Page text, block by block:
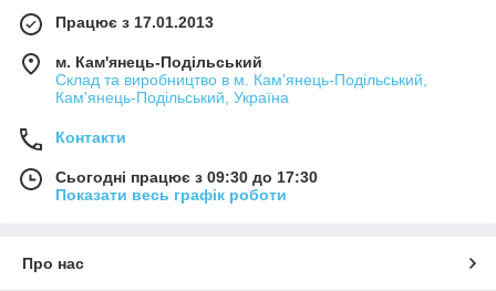
Працює з 17.01.2013
м. Кам'янець-Подільський
Склад та виробництво в м. Кам'янець-Подільський,
Кам'янець-Подільський, Україна
Контакти
Сьогодні працює з 09:30 до 17:30
Показати весь графік роботи
Про нас